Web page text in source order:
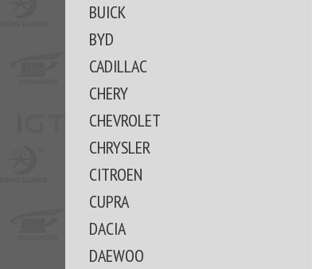
BUICK
BYD
CADILLAC
CHERY
CHEVROLET
CHRYSLER
CITROEN
CUPRA
DACIA
DAEWOO